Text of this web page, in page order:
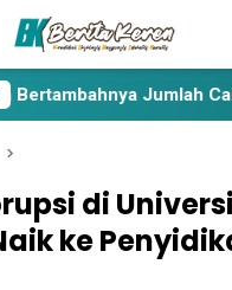
Jumlah
di
ke